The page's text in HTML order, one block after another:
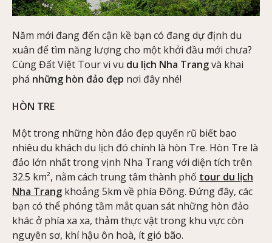
Năm mới đang đến cận kề bạn có đang dự định du
xuân để tìm năng lượng cho một khởi đầu mới chưa?
Cùng Đất Việt Tour vi vu du lịch Nha Trangvà khai
phá những hòn đảo đẹp nơi đây nhé!
HÒN TRE
Một trong những hòn đảo đẹp quyến rũ biết bao
nhiêu du khách du lịch đó chính là hòn Tre. Hòn Tre là
đảo lớn nhất trong vịnh Nha Trang với diện tích trên
32.5 km², nằm cách trung tâm thành phố tour du lịch
Nha Trang khoảng 5km về phía Đông. Đứng đây, các
bạn có thể phóng tầm mắt quan sát những hòn đảo
khác ở phía xa xa, thảm thực vật trong khu vực còn
nguyên sơ, khí hậu ôn hoà, ít gió bão.